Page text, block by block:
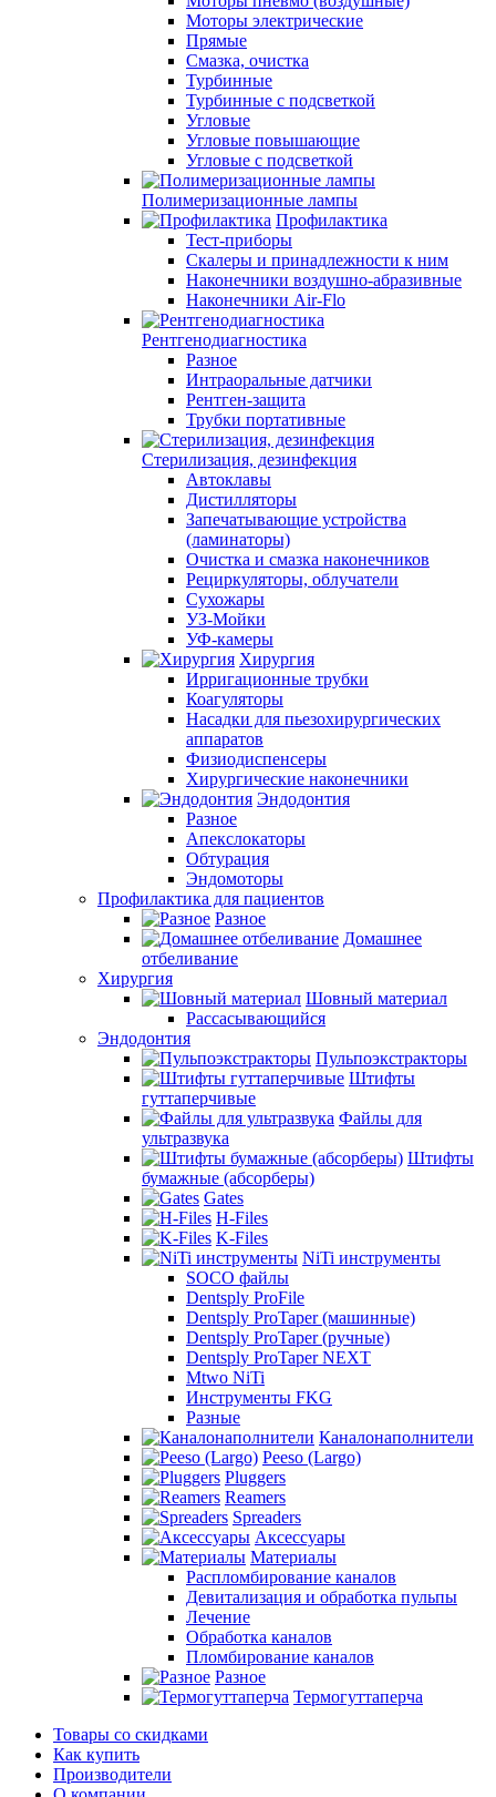
Моторы электрические
Прямые
Смазка, очистка
Турбинные
Турбинные с подсветкой
Угловые
Угловые повышающие
Угловые с подсветкой
Полимеризационные лампы
Профилактика
Тест-приборы
Скалеры и принадлежности к ним
Наконечники воздушно-абразивные
Наконечники Air-Flo
Рентгенодиагностика
Разное
Интраоральные датчики
Рентген-защита
Трубки портативные
Стерилизация, дезинфекция
Автоклавы
Дистилляторы
Запечатывающие устройства
(ламинаторы)
Очистка и смазка наконечников
Рециркуляторы, облучатели
Сухожары
УЗ-Мойки
УФ-камеры
Хирургия
Ирригационные трубки
Коагуляторы
Насадки для пьезохирургических
аппаратов
Физиодиспенсеры
Хирургические наконечники
Эндодонтия
Разное
Апекслокаторы
Обтурация
Эндомоторы
Профилактика для пациентов
Разное
Домашнее
отбеливание
Хирургия
Шовный материал
Рассасывающийся
Эндодонтия
Пульпоэкстракторы
Штифты
гуттаперчивые
Файлы для
ультразвука
Штифты
бумажные (абсорберы)
Gates
H-Files
K-Files
NiTi инструменты
SOCO файлы
Dentsply ProFile
Dentsply ProTaper (машинные)
Dentsply ProTaper (ручные)
Dentsply ProTaper NEXT
Mtwo NiTi
Инструменты FKG
Разные
Каналонаполнители
Peeso (Largo)
Pluggers
Reamers
Spreaders
Аксессуары
Материалы
Распломбирование каналов
Девитализация и обработка пульпы
Лечение
Обработка каналов
Пломбирование каналов
Разное
Термогуттаперча
Товары со скидками
Как купить
Производители